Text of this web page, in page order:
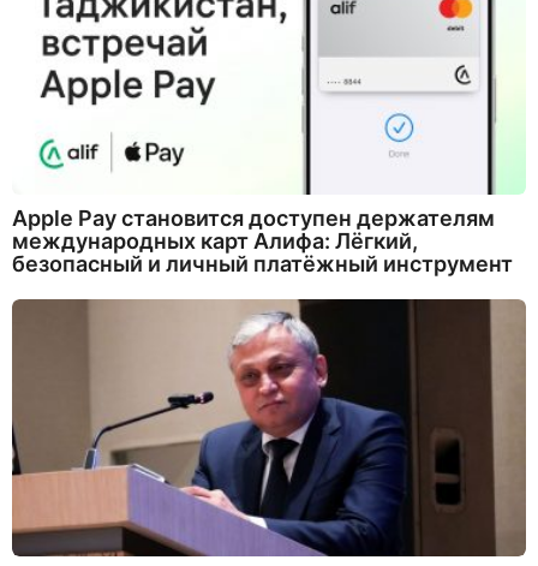
Apple Pay становится доступен держателям
международных карт Алифа: Лёгкий,
безопасный и личный платёжный инструмент